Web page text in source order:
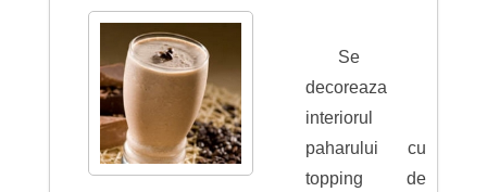
Se
decoreaza
interiorul
paharului cu
topping de